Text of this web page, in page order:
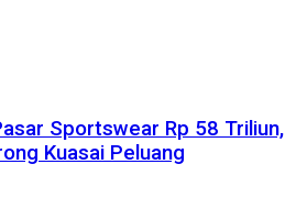
Sportswear Rp 58 Triliun,
Kuasai Peluang